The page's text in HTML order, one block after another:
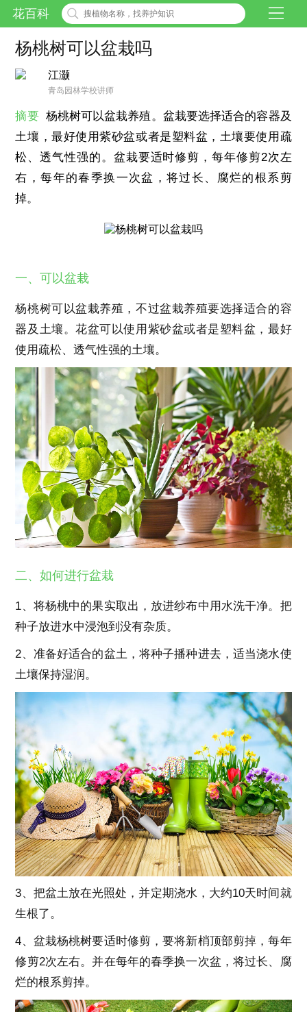
花百科
杨桃树可以盆栽吗
江灏
青岛园林学校讲师
摘要 杨桃树可以盆栽养殖。盆栽要选择适合的容器及
土壤，最好使用紫砂盆或者是塑料盆，土壤要使用疏
松、透气性强的。盆栽要适时修剪，每年修剪2次左
右，每年的春季换一次盆，将过长、腐烂的根系剪
掉。
一、可以盆栽
杨桃树可以盆栽养殖，不过盆栽养殖要选择适合的容
器及土壤。花盆可以使用紫砂盆或者是塑料盆，最好
使用疏松、透气性强的土壤。
二、如何进行盆栽
1、将杨桃中的果实取出，放进纱布中用水洗干净。把
种子放进水中浸泡到没有杂质。
2、准备好适合的盆土，将种子播种进去，适当浇水使
土壤保持湿润。
3、把盆土放在光照处，并定期浇水，大约10天时间就
生根了。
4、盆栽杨桃树要适时修剪，要将新梢顶部剪掉，每年
修剪2次左右。并在每年的春季换一次盆，将过长、腐
烂的根系剪掉。